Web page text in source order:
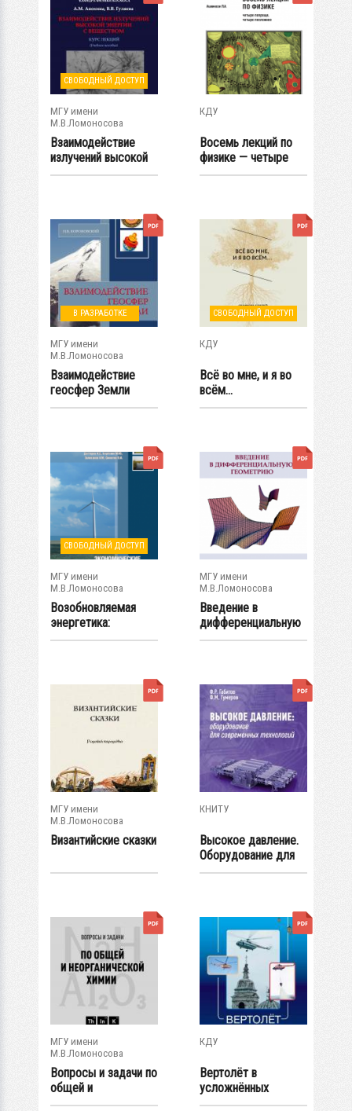
СВОБОДНЫЙ ДОСТУП
МГУ имени
М.В.Ломоносова
Взаимодействие
излучений высокой
энергии c...
КДУ
Восемь лекций по
физике — четыре
попроще, четыре...
В РАЗРАБОТКЕ
МГУ имени
М.В.Ломоносова
Взаимодействие
геосфер Земли
СВОБОДНЫЙ ДОСТУП
КДУ
Всё во мне, и я во
всём...
СВОБОДНЫЙ ДОСТУП
МГУ имени
М.В.Ломоносова
Возобновляемая
энергетика:
экономические
МГУ имени
М.В.Ломоносова
Введение в
дифференциальную
геометрию:
МГУ имени
М.В.Ломоносова
Византийские сказки
КНИТУ
Высокое давление.
Оборудование для
современных...
МГУ имени
М.В.Ломоносова
Вопросы и задачи по
общей и
неорганической
КДУ
Вертолёт в
усложнённых
условиях